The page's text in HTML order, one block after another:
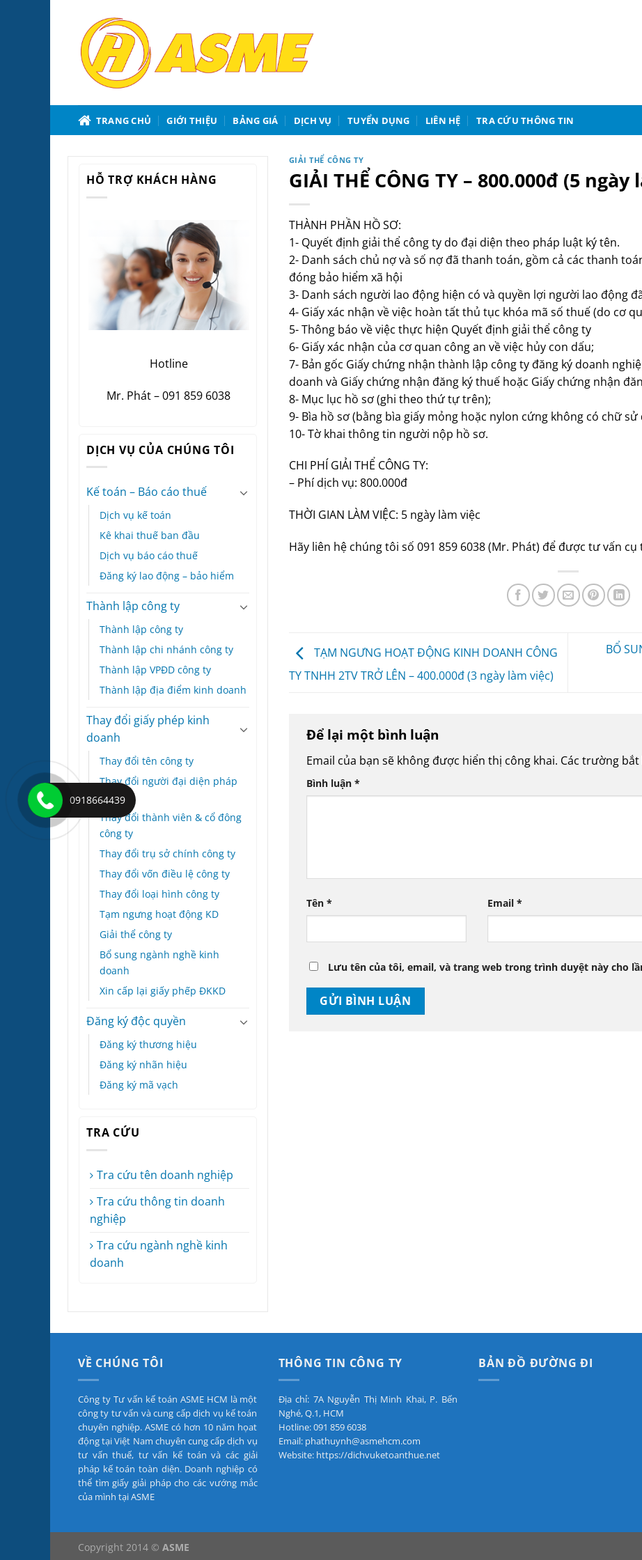
TRANG CHỦ GIỚI THIỆU BẢNG GIÁ DỊCH VỤ TUYỂN DỤNG LIÊN HỆ TRA CỨU THÔNG TIN
HỖ TRỢ KHÁCH HÀNG
Hotline
Mr. Phát – 091 859 6038
DỊCH VỤ CỦA CHÚNG TÔI
Kế toán – Báo cáo thuế
Dịch vụ kế toán
Kê khai thuế ban đầu
Dịch vụ báo cáo thuế
Đăng ký lao động – bảo hiểm
Thành lập công ty
Thành lập công ty
Thành lập chi nhánh công ty
Thành lập VPĐD công ty
Thành lập địa điểm kinh doanh
Thay đổi giấy phép kinh
doanh
Thay đổi tên công ty
Thay đổi người đại diện pháp
luật
Thay đổi thành viên & cổ đông
công ty
Thay đổi trụ sở chính công ty
Thay đổi vốn điều lệ công ty
Thay đổi loại hình công ty
Tạm ngưng hoạt động KD
Giải thể công ty
Bổ sung ngành nghề kinh
doanh
Xin cấp lại giấy phếp ĐKKD
Đăng ký độc quyền
Đăng ký thương hiệu
Đăng ký nhãn hiệu
Đăng ký mã vạch
TRA CỨU
Tra cứu tên doanh nghiệp
Tra cứu thông tin doanh
nghiệp
Tra cứu ngành nghề kinh
doanh
GIẢI THỂ CÔNG TY
GIẢI THỂ CÔNG TY – 800.000đ (5 ngày
THÀNH PHẦN HỒ SƠ:
1- Quyết định giải thể công ty do đại diện theo pháp luật ký tên.
2- Danh sách chủ nợ và số nợ đã thanh toán, gồm cả các thanh
đóng bảo hiểm xã hội
3- Danh sách người lao động hiện có và quyền lợi người lao động
4- Giấy xác nhận về việc hoàn tất thủ tục khóa mã số thuế (do cơ
5- Thông báo về việc thực hiện Quyết định giải thể công ty
6- Giấy xác nhận của cơ quan công an về việc hủy con dấu;
7- Bản gốc Giấy chứng nhận thành lập công ty đăng ký doanh
doanh và Giấy chứng nhận đăng ký thuế hoặc Giấy chứng nhận
8- Mục lục hồ sơ (ghi theo thứ tự trên);
9- Bìa hồ sơ (bằng bìa giấy mỏng hoặc nylon cứng không có chữ
10- Tờ khai thông tin người nộp hồ sơ.
CHI PHÍ GIẢI THỂ CÔNG TY:
– Phí dịch vụ: 800.000đ
THỜI GIAN LÀM VIỆC: 5 ngày làm việc
Hãy liên hệ chúng tôi số 091 859 6038 (Mr. Phát) để được tư vấn cụ
TẠM NGƯNG HOẠT ĐỘNG KINH DOANH CÔNG
TY TNHH 2TV TRỞ LÊN – 400.000đ (3 ngày làm việc)
BỔ
Để lại một bình luận
Email của bạn sẽ không được hiển thị công khai. Các trường
Bình luận *
Tên * Email*
Lưu tên của tôi, email, và trang web trong trình duyệt này cho
VỀ CHÚNG TÔI
Công ty Tư vấn kế toán ASME HCM là một
công ty tư vấn và cung cấp dịch vụ kế toán
chuyên nghiệp. ASME có hơn 10 năm họat
động tại Việt Nam chuyên cung cấp dịch vụ
tư vấn thuế, tư vấn kế toán và các giải
pháp kế toán toàn diện. Doanh nghiệp có
thể tìm giấy giải pháp cho các vướng mắc
của mình tại ASME
THÔNG TIN CÔNG TY
Địa chỉ: 7A Nguyễn Thị Minh Khai, P. Bến
Nghé, Q.1, HCM
Hotline: 091 859 6038
Email: phathuynh@asmehcm.com
Website: https://dichvuketoanthue.net
BẢN ĐỒ ĐƯỜNG ĐI
Copyright 2014 © ASME
0918664439